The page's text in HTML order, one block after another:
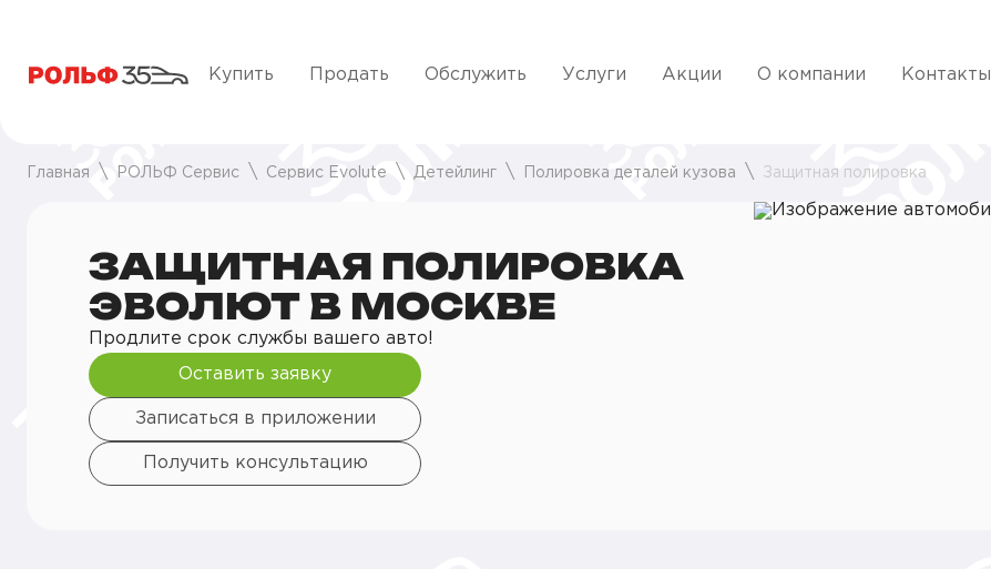
Купить Продать Обслужить Услуги Акции О компании Контакты
Главная РОЛЬФ Сервис Сервис Evolute Детейлинг Полировка деталей кузова Защитная полировка
ЗАЩИТНАЯ ПОЛИРОВКА
ЭВОЛЮТ В МОСКВЕ
Продлите срок службы вашего авто!
Оставить заявку
Записаться в приложении
Получить консультацию